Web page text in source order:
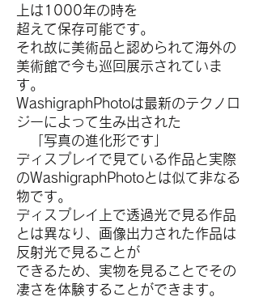
上は1000年の時を
超えて保存可能です。
それ故に美術品と認められて海外の
美術館で今も巡回展示されていま
す。
WashigraphPhotoは最新のテクノロ
ジーによって生み出された
「写真の進化形です」
ディスプレイで見ている作品と実際
のWashigraphPhotoとは似て非なる
物です。
ディスプレイ上で透過光で見る作品
とは異なり、画像出力された作品は
反射光で見ることが
できるため、実物を見ることでその
凄さを体験することができます。